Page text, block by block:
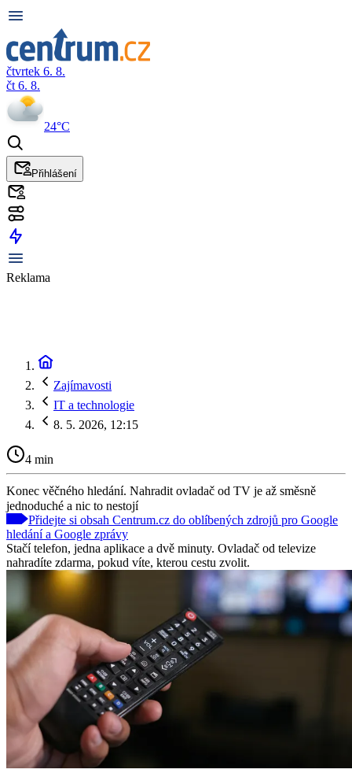
čtvrtek 6. 8.
čt 6. 8.
24°C
Přihlášení
Reklama
Zajímavosti
IT a technologie
8. 5. 2026, 12:15
4 min
Konec věčného hledání. Nahradit ovladač od TV je až směsně
jednoduché a nic to nestojí
Přidejte si obsah Centrum.cz do oblíbených zdrojů pro Google
hledání a Google zprávy
Stačí telefon, jedna aplikace a dvě minuty. Ovladač od televize
nahradíte zdarma, pokud víte, kterou cestu zvolit.